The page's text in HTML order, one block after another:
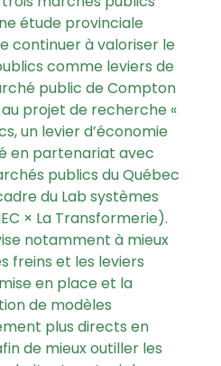
étude provinciale
continuer à valoriser le
comme leviers de
public de Compton
projet de recherche «
un levier d’économie
en partenariat avec
publics du Québec
du Lab systèmes
× La Transformerie).
notamment à mieux
freins et les leviers
en place et la
de modèles
plus directs en
de mieux outiller les